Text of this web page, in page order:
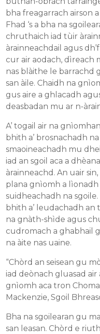
bha freagarrach airson
Fhad ‘s a bha na
chruthaich iad tùir
àrainneachdail agus
cur air aodach, dìreach
nas blàithe le barrachd
san àile. Chaidh na
gus aire a ghlacadh
deasbadan mu ar n-
A’ togail air na
bhith a’ brosnachadh
smaoineachadh mu
iad an sgoil aca a
àrainneachd. An uair
plana gnìomh a lìonadh
suidheachadh na sgoile.
bhith a’ leudachadh an
na gnàth-shìde agus
cudromach a ghabhail
na àite nas uaine.
“Chòrd an seisean gu
iad deònach gluasad
gnìomh aca tron
Mackenzie, Sgoil
Bha na sgoilearan gu
san leasan. Chòrd e